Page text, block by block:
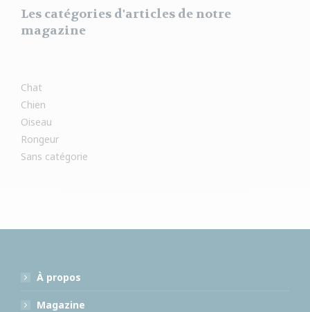
Les catégories d'articles de notre
magazine
Chat
Chien
Oiseau
Rongeur
Sans catégorie
À propos
Magazine